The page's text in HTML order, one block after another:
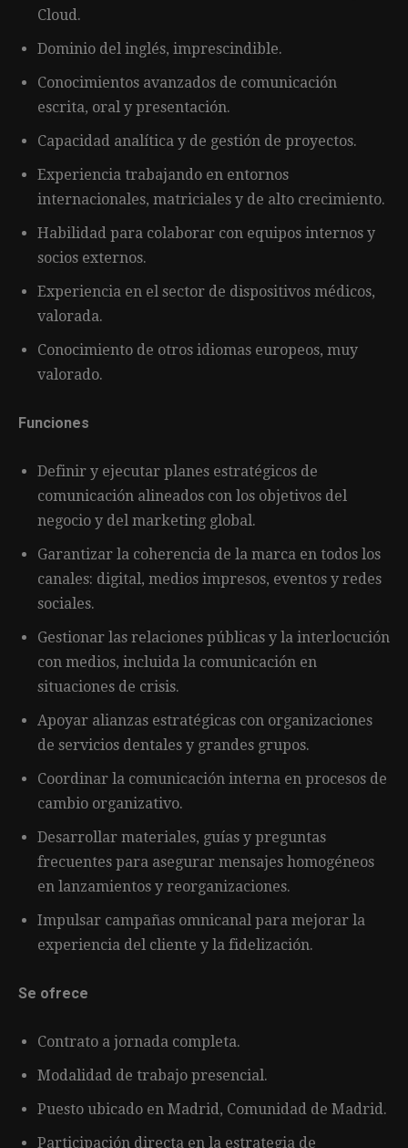
Cloud.
Dominio del inglés, imprescindible.
Conocimientos avanzados de comunicación
escrita, oral y presentación.
Capacidad analítica y de gestión de proyectos.
Experiencia trabajando en entornos
internacionales, matriciales y de alto crecimiento.
Habilidad para colaborar con equipos internos y
socios externos.
Experiencia en el sector de dispositivos médicos,
valorada.
Conocimiento de otros idiomas europeos, muy
valorado.
Funciones
Definir y ejecutar planes estratégicos de
comunicación alineados con los objetivos del
negocio y del marketing global.
Garantizar la coherencia de la marca en todos los
canales: digital, medios impresos, eventos y redes
sociales.
Gestionar las relaciones públicas y la interlocución
con medios, incluida la comunicación en
situaciones de crisis.
Apoyar alianzas estratégicas con organizaciones
de servicios dentales y grandes grupos.
Coordinar la comunicación interna en procesos de
cambio organizativo.
Desarrollar materiales, guías y preguntas
frecuentes para asegurar mensajes homogéneos
en lanzamientos y reorganizaciones.
Impulsar campañas omnicanal para mejorar la
experiencia del cliente y la fidelización.
Se ofrece
Contrato a jornada completa.
Modalidad de trabajo presencial.
Puesto ubicado en Madrid, Comunidad de Madrid.
Participación directa en la estrategia de